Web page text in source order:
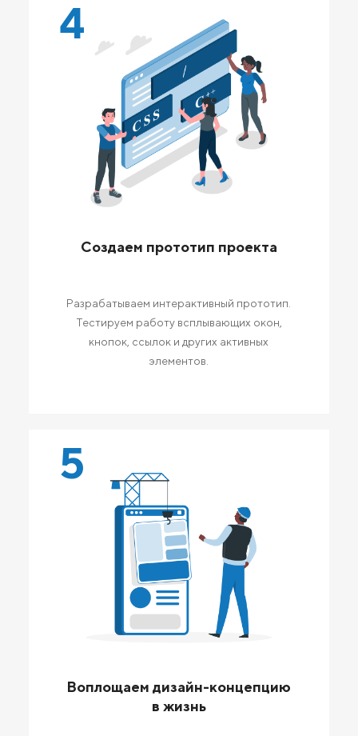
4
Создаем прототип проекта
Разрабатываем интерактивный прототип.
Тестируем работу всплывающих окон,
кнопок, ссылок и других активных
элементов.
5
Воплощаем дизайн-концепцию
в жизнь